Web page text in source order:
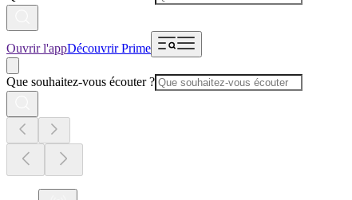
Ouvrir l'appDécouvrir Prime
Que souhaitez-vous écouter ?